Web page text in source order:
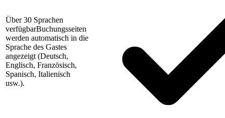
Über 30 Sprachen
verfügbarBuchungsseiten
werden automatisch in die
Sprache des Gastes
angezeigt (Deutsch,
Englisch, Französisch,
Spanisch, Italienisch
usw.).